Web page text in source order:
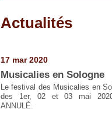
Actualités
17 mar 2020
Musicalies en Sologne
Le festival des Musicalies en
des 1er, 02 et 03 mai
ANNULÉ.
Pages